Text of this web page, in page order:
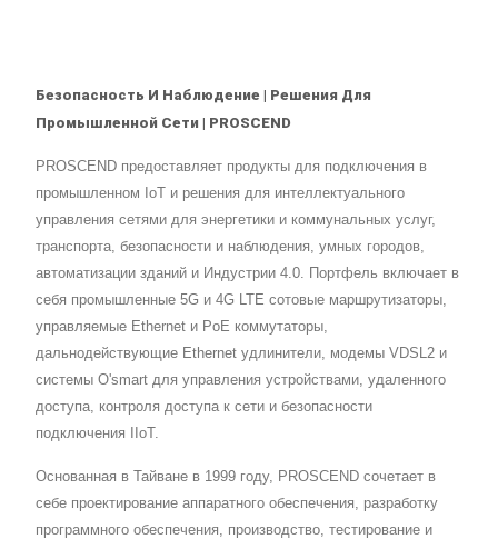
Безопасность И Наблюдение | Решения Для
Промышленной Сети | PROSCEND
PROSCEND предоставляет продукты для подключения в
промышленном IoT и решения для интеллектуального
управления сетями для энергетики и коммунальных услуг,
транспорта, безопасности и наблюдения, умных городов,
автоматизации зданий и Индустрии 4.0. Портфель включает в
себя промышленные 5G и 4G LTE сотовые маршрутизаторы,
управляемые Ethernet и PoE коммутаторы,
дальнодействующие Ethernet удлинители, модемы VDSL2 и
системы O'smart для управления устройствами, удаленного
доступа, контроля доступа к сети и безопасности
подключения IIoT.
Основанная в Тайване в 1999 году, PROSCEND сочетает в
себе проектирование аппаратного обеспечения, разработку
программного обеспечения, производство, тестирование и